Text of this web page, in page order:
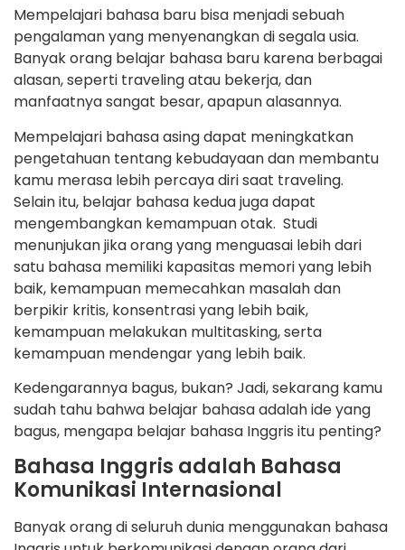
Mempelajari bahasa baru bisa menjadi sebuah
pengalaman yang menyenangkan di segala usia.
Banyak orang belajar bahasa baru karena berbagai
alasan, seperti traveling atau bekerja, dan
manfaatnya sangat besar, apapun alasannya.
Mempelajari bahasa asing dapat meningkatkan
pengetahuan tentang kebudayaan dan membantu
kamu merasa lebih percaya diri saat traveling.
Selain itu, belajar bahasa kedua juga dapat
mengembangkan kemampuan otak. Studi
menunjukan jika orang yang menguasai lebih dari
satu bahasa memiliki kapasitas memori yang lebih
baik, kemampuan memecahkan masalah dan
berpikir kritis, konsentrasi yang lebih baik,
kemampuan melakukan multitasking, serta
kemampuan mendengar yang lebih baik.
Kedengarannya bagus, bukan? Jadi, sekarang kamu
sudah tahu bahwa belajar bahasa adalah ide yang
bagus, mengapa belajar bahasa Inggris itu penting?
Bahasa Inggris adalah Bahasa
Komunikasi Internasional
Banyak orang di seluruh dunia menggunakan bahasa